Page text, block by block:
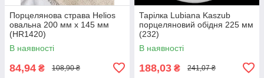
Порцелянова страва Helios
овальна 200 мм х 145 мм
(HR1420)
В наявності
84,94 ₴ 108,90 ₴
Тарілка Lubiana Kaszub
порцеляновий обідня 225 мм
(232)
В наявності
188,03 ₴ 241,07 ₴